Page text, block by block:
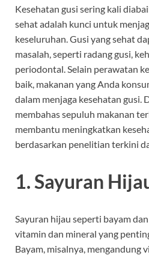
Kesehatan gusi sering kali
sehat adalah kunci untuk
keseluruhan. Gusi yang sehat
masalah, seperti radang gusi,
periodontal. Selain perawatan
baik, makanan yang Anda
dalam menjaga kesehatan gusi.
membahas sepuluh makanan
membantu meningkatkan
berdasarkan penelitian terkini
1. Sayuran
Sayuran hijau seperti bayam
vitamin dan mineral yang
Bayam, misalnya, mengandung